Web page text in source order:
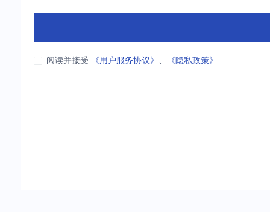
阅读并接受 《用户服务协议》 、 《隐私政策》